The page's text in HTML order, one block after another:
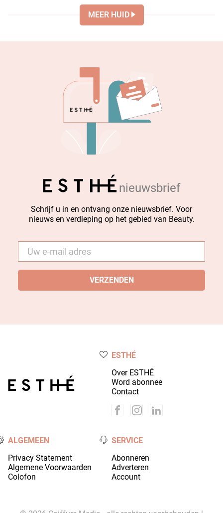
MEER HUID
nieuwsbrief
Schrijf u in en ontvang onze nieuwsbrief. Voor
nieuws en verdieping op het gebied van Beauty.
mail *
ESTHÉ
Over ESTHÉ
Word abonnee
Contact
ALGEMEEN
Privacy Statement
Algemene Voorwaarden
Colofon
SERVICE
Abonneren
Adverteren
Account